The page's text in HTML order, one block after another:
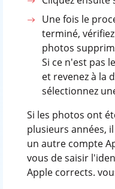
Une fois le
terminé,
photos
Si ce n'est pas
et revenez à la
sélectionnez
Si les photos ont
plusieurs années,
un autre compte
vous de saisir
Apple corrects.